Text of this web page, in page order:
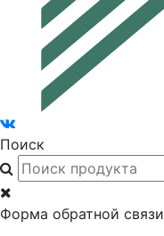
Поиск
Форма обратной связи